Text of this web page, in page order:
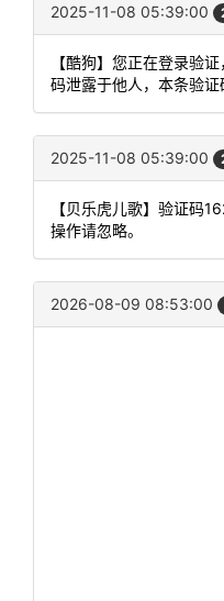
2025-11-08 05:39:00
【酷狗】您正在登录验
码泄露于他人，本条验证
2025-11-08 05:39:00
【贝乐虎儿歌】验证码
操作请忽略。
2026-08-09 08:53:00